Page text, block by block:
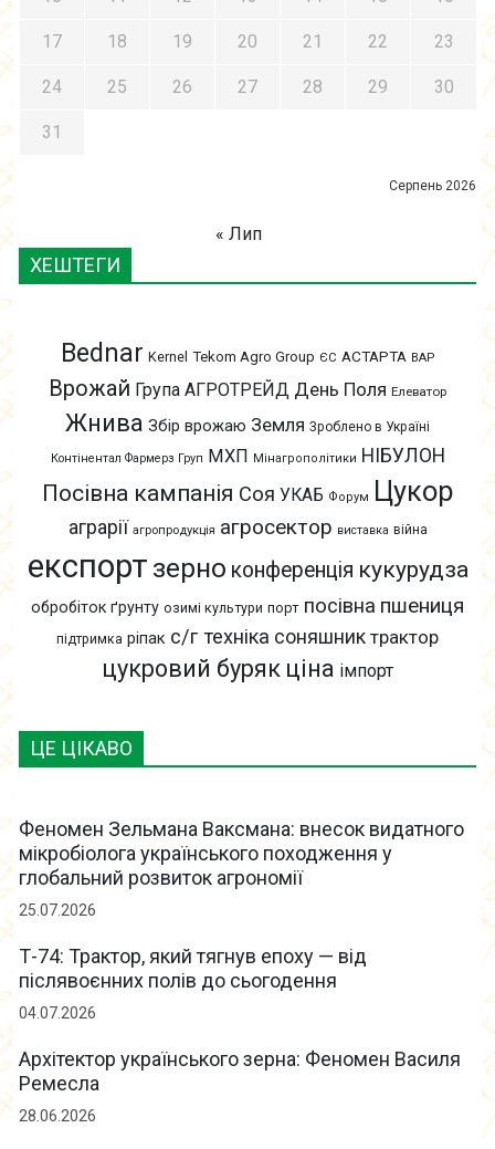
ЦЕ ЦІКАВО
Феномен Зельмана Ваксмана: внесок видатного
мікробіолога українського походження у
глобальний розвиток агрономії
25.07.2026
Т-74: Трактор, який тягнув епоху — від
післявоєнних полів до сьогодення
04.07.2026
Архітектор українського зерна: Феномен Василя
Ремесла
28.06.2026
Серпень 2026
17 18 19 20 21 22 23
24 25 26 27 28 29 30
31
« Лип
ХЕШТЕГИ
Bednar Kernel Tekom Agro Group ЄС АСТАРТА ВАР
Врожай Група АГРОТРЕЙД День Поля Елеватор
Жнива Збір врожаю Земля Зроблено в Україні
Контінентал Фармерз Груп МХП Мінагрополітики НІБУЛОН
Посівна кампанія Соя УКАБ Форум Цукор
аграрії агропродукція агросектор виставка війна
експорт зерно конференція кукурудза
обробіток ґрунту озимі культури порт посівна пшениця
підтримка ріпак с/г техніка соняшник трактор
цукровий буряк ціна імпорт